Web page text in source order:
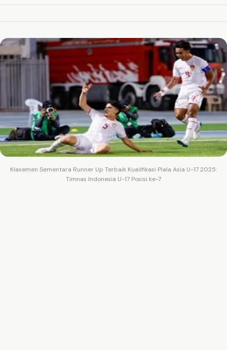
Klasemen Sementara Runner Up Terbaik Kualifikasi Piala Asia U-17 2025:
Timnas Indonesia U-17 Posisi ke-7